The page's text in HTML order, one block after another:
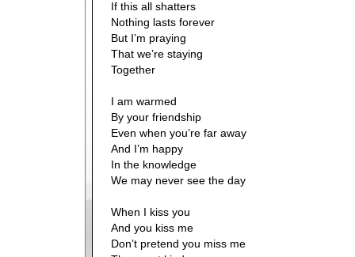
If this all shatters
Nothing lasts forever
But I’m praying
That we’re staying
Together
I am warmed
By your friendship
Even when you’re far away
And I’m happy
In the knowledge
We may never see the day
When I kiss you
And you kiss me
Don’t pretend you miss me